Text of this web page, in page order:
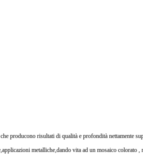
producono risultati di qualità e profondità nettamente
metalliche,dando vita ad un mosaico colorato ,